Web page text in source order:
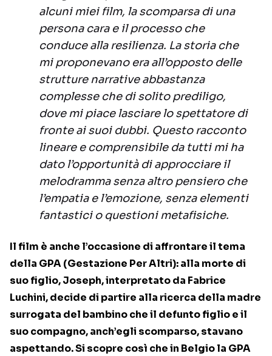
alcuni miei film, la scomparsa di una
persona cara e il processo che
conduce alla resilienza. La storia che
mi proponevano era all’opposto delle
strutture narrative abbastanza
complesse che di solito prediligo,
dove mi piace lasciare lo spettatore di
fronte ai suoi dubbi. Questo racconto
lineare e comprensibile da tutti mi ha
dato l’opportunità di approcciare il
melodramma senza altro pensiero che
l’empatia e l’emozione, senza elementi
fantastici o questioni metafisiche.
Il film è anche l’occasione di affrontare il tema
della GPA (Gestazione Per Altri): alla morte di
suo figlio, Joseph, interpretato da Fabrice
Luchini, decide di partire alla ricerca della madre
surrogata del bambino che il defunto figlio e il
suo compagno, anch’egli scomparso, stavano
aspettando. Si scopre così che in Belgio la GPA